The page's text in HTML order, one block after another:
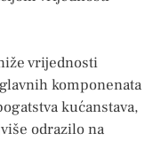
vrijednosti
komponenata
kućanstava,
odrazilo na